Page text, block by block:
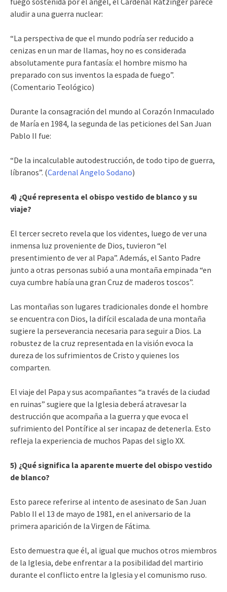
aludir a una guerra nuclear:
“La perspectiva de que el mundo podría ser reducido a
cenizas en un mar de llamas, hoy no es considerada
absolutamente pura fantasía: el hombre mismo ha
preparado con sus inventos la espada de fuego”.
(Comentario Teológico)
Durante la consagración del mundo al Corazón Inmaculado
de María en 1984, la segunda de las peticiones del San Juan
Pablo II fue:
“De la incalculable autodestrucción, de todo tipo de guerra,
líbranos”. (Cardenal Angelo Sodano)
4) ¿Qué representa el obispo vestido de blanco y su
viaje?
El tercer secreto revela que los videntes, luego de ver una
inmensa luz proveniente de Dios, tuvieron “el
presentimiento de ver al Papa”. Además, el Santo Padre
junto a otras personas subió a una montaña empinada “en
cuya cumbre había una gran Cruz de maderos toscos”.
Las montañas son lugares tradicionales donde el hombre
se encuentra con Dios, la difícil escalada de una montaña
sugiere la perseverancia necesaria para seguir a Dios. La
robustez de la cruz representada en la visión evoca la
dureza de los sufrimientos de Cristo y quienes los
comparten.
El viaje del Papa y sus acompañantes “a través de la ciudad
en ruinas” sugiere que la Iglesia deberá atravesar la
destrucción que acompaña a la guerra y que evoca el
sufrimiento del Pontífice al ser incapaz de detenerla. Esto
refleja la experiencia de muchos Papas del siglo XX.
5) ¿Qué significa la aparente muerte del obispo vestido
de blanco?
Esto parece referirse al intento de asesinato de San Juan
Pablo II el 13 de mayo de 1981, en el aniversario de la
primera aparición de la Virgen de Fátima.
Esto demuestra que él, al igual que muchos otros miembros
de la Iglesia, debe enfrentar a la posibilidad del martirio
durante el conflicto entre la Iglesia y el comunismo ruso.